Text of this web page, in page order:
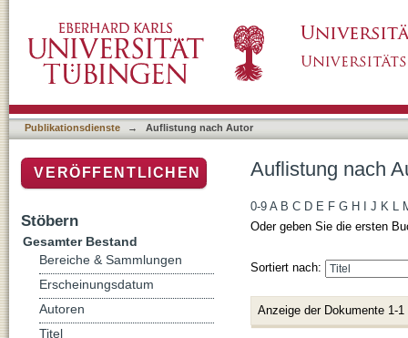
Publikationsdienste → Auflistung nach Autor
Auflistung nach
0-9 A B C D E F G H J K L
Oder geben Sie die ersten
Sortiert nach:
Anzeige der Dokumente 1-1
VERÖFFENTLICHEN
Stöbern
Gesamter Bestand
Bereiche & Sammlungen
Erscheinungsdatum
Autoren
Titel